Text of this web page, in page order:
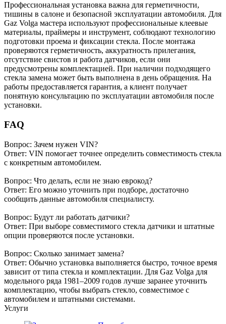
Профессиональная установка важна для герметичности,
тишины в салоне и безопасной эксплуатации автомобиля. Для
Gaz Volga мастера используют профессиональные клеевые
материалы, праймеры и инструмент, соблюдают технологию
подготовки проема и фиксации стекла. После монтажа
проверяются герметичность, аккуратность прилегания,
отсутствие свистов и работа датчиков, если они
предусмотрены комплектацией. При наличии подходящего
стекла замена может быть выполнена в день обращения. На
работы предоставляется гарантия, а клиент получает
понятную консультацию по эксплуатации автомобиля после
установки.
FAQ
Вопрос: Зачем нужен VIN?
Ответ: VIN помогает точнее определить совместимость стекла
с конкретным автомобилем.
Вопрос: Что делать, если не знаю еврокод?
Ответ: Его можно уточнить при подборе, достаточно
сообщить данные автомобиля специалисту.
Вопрос: Будут ли работать датчики?
Ответ: При выборе совместимого стекла датчики и штатные
опции проверяются после установки.
Вопрос: Сколько занимает замена?
Ответ: Обычно установка выполняется быстро, точное время
зависит от типа стекла и комплектации. Для Gaz Volga для
модельного ряда 1981–2009 годов лучше заранее уточнить
комплектацию, чтобы выбрать стекло, совместимое с
автомобилем и штатными системами.
Услуги